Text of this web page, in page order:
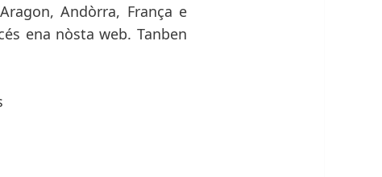
Andòrra, França e
ena nòsta web. Tanben